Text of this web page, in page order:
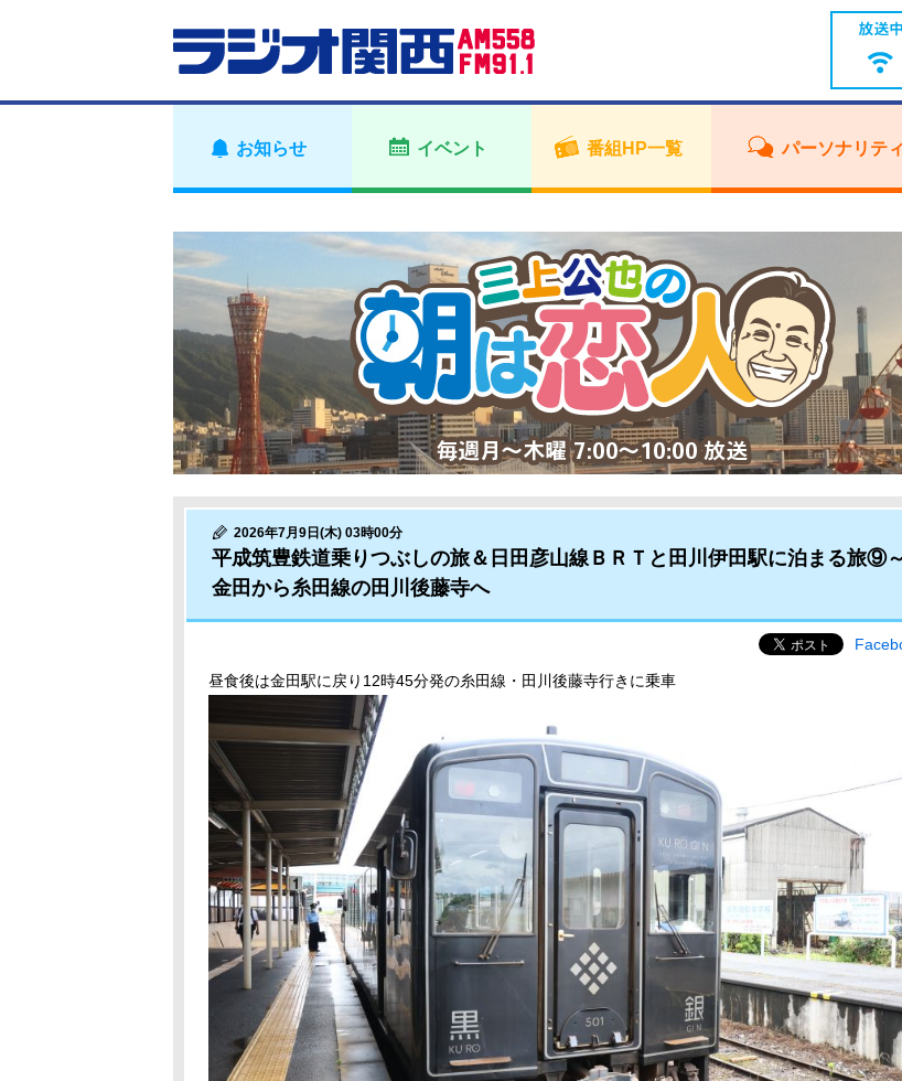
お知らせ イベント 番組HP一覧 パーソナリティ
2026年7月9日(木) 03時00分
平成筑豊鉄道乗りつぶしの旅＆日田彦山線ＢＲＴと田川伊田駅に泊まる旅⑨～
金田から糸田線の田川後藤寺へ
昼食後は金田駅に戻り12時45分発の糸田線・田川後藤寺行きに乗車